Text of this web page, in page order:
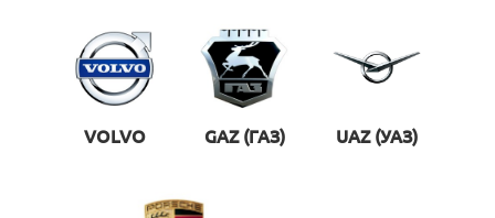
VOLVO GAZ (ГАЗ) UAZ (УАЗ)